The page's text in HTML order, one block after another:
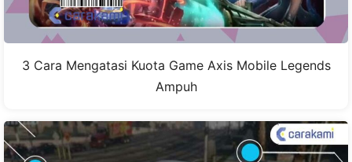
3 Cara Mengatasi Kuota Game Axis Mobile Legends
Ampuh